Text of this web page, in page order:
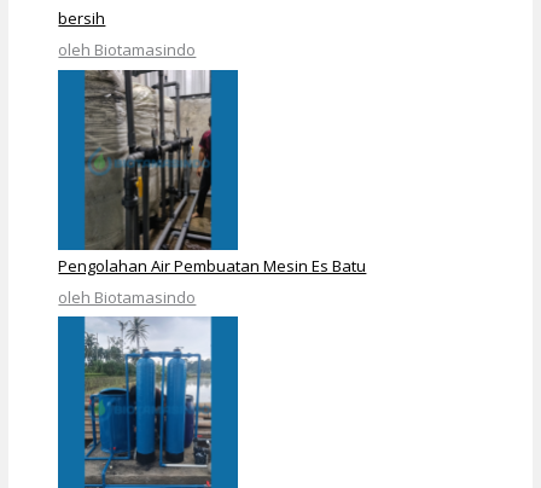
bersih
oleh Biotamasindo
Pengolahan Air Pembuatan Mesin Es Batu
oleh Biotamasindo